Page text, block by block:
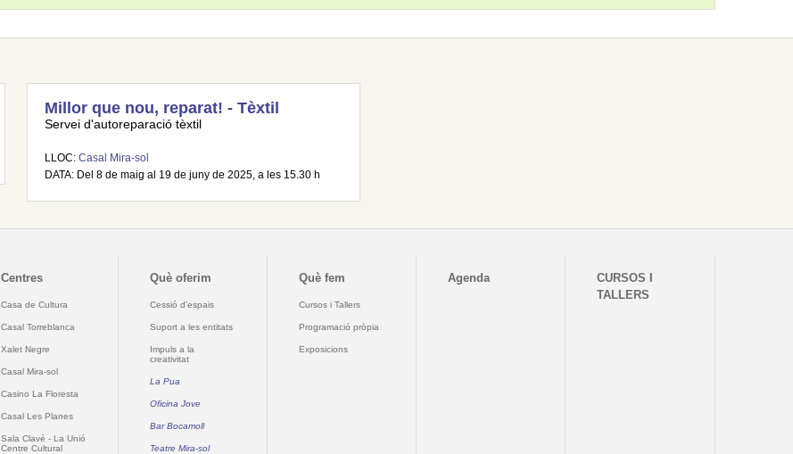
Millor que nou, reparat! - Tèxtil
Servei d'autoreparació tèxtil
LLOC: Casal Mira-sol
DATA: Del 8 de maig al 19 de juny de 2025, a les 15.30 h
Centres
Casa de Cultura
Casal Torreblanca
Xalet Negre
Casal Mira-sol
Casino La Floresta
Casal Les Planes
Sala Clavé - La Unió
Centre Cultural
Què oferim
Cessió d'espais
Suport a les entitats
Impuls a la
creativitat
La Pua
Oficina Jove
Bar Bocamoll
Teatre Mira-sol
Què fem
Cursos i Tallers
Programació pròpia
Exposicions
Agenda
CURSOS I
TALLERS